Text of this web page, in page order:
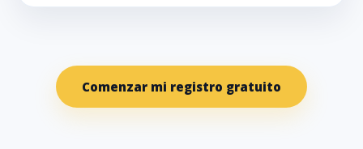
Comenzar mi registro gratuito